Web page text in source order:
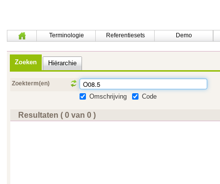
Terminologie Referentiesets Demo
Zoeken Hiërarchie
Zoekterm(en)
Omschrijving Code
Resultaten ( 0 van 0 )